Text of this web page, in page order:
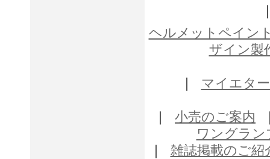
ヘルメットペイン
ザイン製
｜ マイエタ
｜ 小売のご案内
ワングラン
｜ 雑誌掲載のご紹